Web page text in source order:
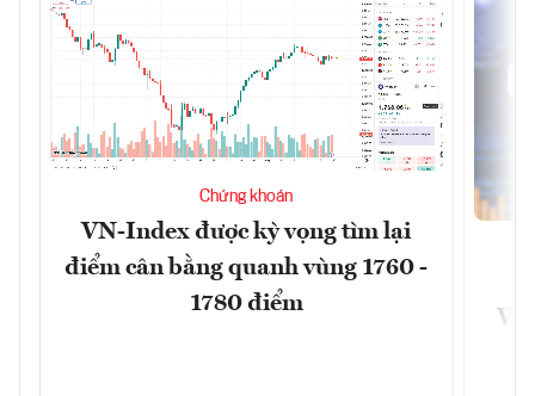
Chứng khoán
VN-Index được kỳ vọng tìm lại
điểm cân bằng quanh vùng 1760 -
1780 điểm